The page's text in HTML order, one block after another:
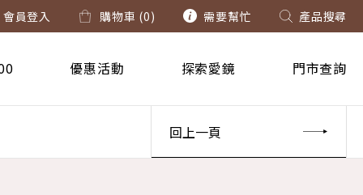
會員登入 購物車 (0) 需要幫忙 產品搜尋
優惠活動 探索愛鏡 門市查詢
回上一頁